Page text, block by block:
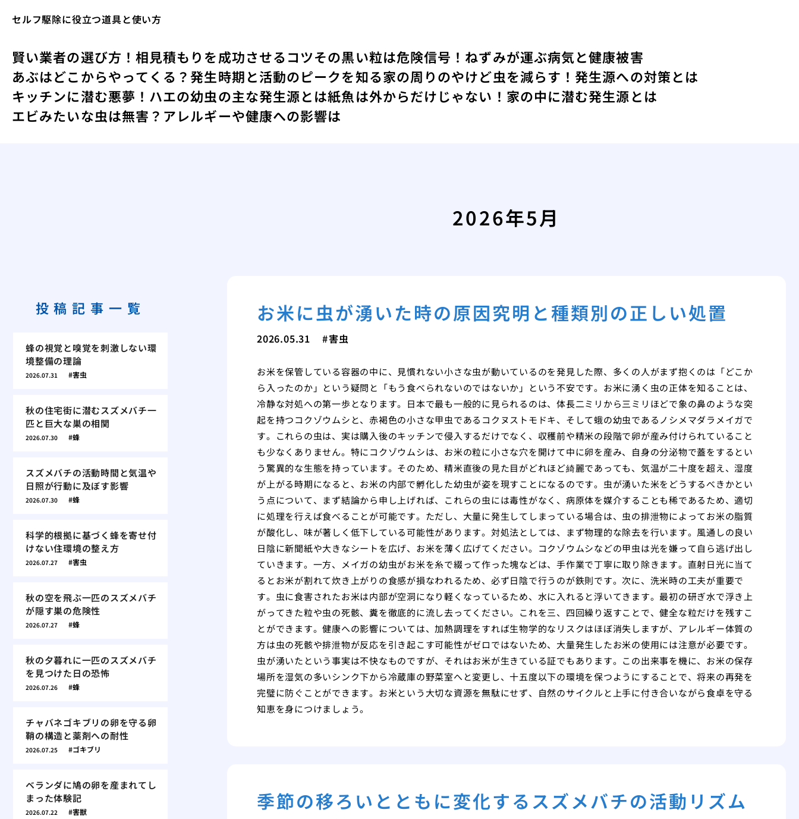
セルフ駆除に役立つ道具と使い方
賢い業者の選び方！相見積もりを成功させるコツその黒い粒は危険信号！ねずみが運ぶ病気と健康被害
あぶはどこからやってくる？発生時期と活動のピークを知る家の周りのやけど虫を減らす！発生源への対策とは
キッチンに潜む悪夢！ハエの幼虫の主な発生源とは紙魚は外からだけじゃない！家の中に潜む発生源とは
エビみたいな虫は無害？アレルギーや健康への影響は
2026年5月
お米に虫が湧いた時の原因究明と種類別の正しい処置
2026.05.31 害虫
お米を保管している容器の中に、見慣れない小さな虫が動いているのを発見した際、多くの人がまず抱くのは「どこか
ら入ったのか」という疑問と「もう食べられないのではないか」という不安です。お米に湧く虫の正体を知ることは、
冷静な対処への第一歩となります。日本で最も一般的に見られるのは、体長二ミリから三ミリほどで象の鼻のような突
起を持つコクゾウムシと、赤褐色の小さな甲虫であるコクヌストモドキ、そして蛾の幼虫であるノシメマダラメイガで
す。これらの虫は、実は購入後のキッチンで侵入するだけでなく、収穫前や精米の段階で卵が産み付けられていること
も少なくありません。特にコクゾウムシは、お米の粒に小さな穴を開けて中に卵を産み、自身の分泌物で蓋をするとい
う驚異的な生態を持っています。そのため、精米直後の見た目がどれほど綺麗であっても、気温が二十度を超え、湿度
が上がる時期になると、お米の内部で孵化した幼虫が姿を現すことになるのです。虫が湧いた米をどうするべきかとい
う点について、まず結論から申し上げれば、これらの虫には毒性がなく、病原体を媒介することも稀であるため、適切
に処理を行えば食べることが可能です。ただし、大量に発生してしまっている場合は、虫の排泄物によってお米の脂質
が酸化し、味が著しく低下している可能性があります。対処法としては、まず物理的な除去を行います。風通しの良い
日陰に新聞紙や大きなシートを広げ、お米を薄く広げてください。コクゾウムシなどの甲虫は光を嫌って自ら逃げ出し
ていきます。一方、メイガの幼虫がお米を糸で綴って作った塊などは、手作業で丁寧に取り除きます。直射日光に当て
るとお米が割れて炊き上がりの食感が損なわれるため、必ず日陰で行うのが鉄則です。次に、洗米時の工夫が重要で
す。虫に食害されたお米は内部が空洞になり軽くなっているため、水に入れると浮いてきます。最初の研ぎ水で浮き上
がってきた粒や虫の死骸、糞を徹底的に流し去ってください。これを三、四回繰り返すことで、健全な粒だけを残すこ
とができます。健康への影響については、加熱調理をすれば生物学的なリスクはほぼ消失しますが、アレルギー体質の
方は虫の死骸や排泄物が反応を引き起こす可能性がゼロではないため、大量発生したお米の使用には注意が必要です。
虫が湧いたという事実は不快なものですが、それはお米が生きている証でもあります。この出来事を機に、お米の保存
場所を湿気の多いシンク下から冷蔵庫の野菜室へと変更し、十五度以下の環境を保つようにすることで、将来の再発を
完璧に防ぐことができます。お米という大切な資源を無駄にせず、自然のサイクルと上手に付き合いながら食卓を守る
知恵を身につけましょう。
季節の移ろいとともに変化するスズメバチの活動リズム
投稿記事一覧
蜂の視覚と嗅覚を刺激しない環
境整備の理論
2026.07.31 害虫
秋の住宅街に潜むスズメバチ一
匹と巨大な巣の相関
2026.07.30 蜂
スズメバチの活動時間と気温や
日照が行動に及ぼす影響
2026.07.30 蜂
科学的根拠に基づく蜂を寄せ付
けない住環境の整え方
2026.07.27 害虫
秋の空を飛ぶ一匹のスズメバチ
が隠す巣の危険性
2026.07.27 蜂
秋の夕暮れに一匹のスズメバチ
を見つけた日の恐怖
2026.07.26 蜂
チャバネゴキブリの卵を守る卵
鞘の構造と薬剤への耐性
2026.07.25 ゴキブリ
ベランダに鳩の卵を産まれてし
まった体験記
2026.07.22 害獣